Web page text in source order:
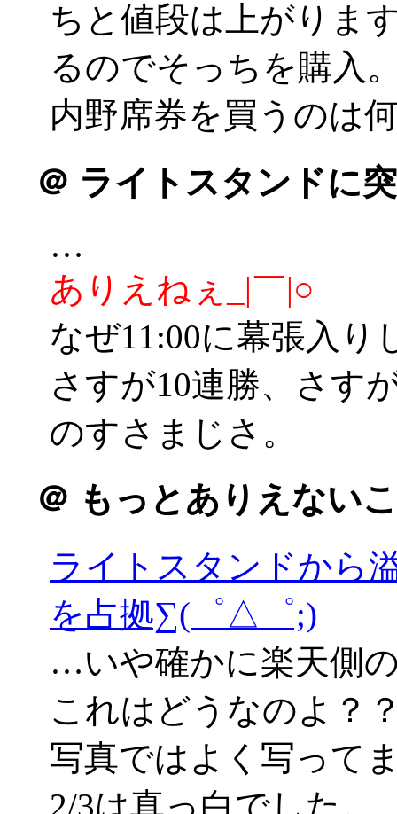
ちと値段は上がりま
るのでそっちを購入
内野席券を買うのは
＠ ライトスタンドに
…
ありえねぇ_|￣|○
なぜ11:00に幕張入
さすが10連勝、さす
のすさまじさ。
＠ もっとありえない
ライトスタンドから
を占拠∑(゜△゜;)
…いや確かに楽天側
これはどうなのよ？
写真ではよく写って
2/3は真っ白でした。